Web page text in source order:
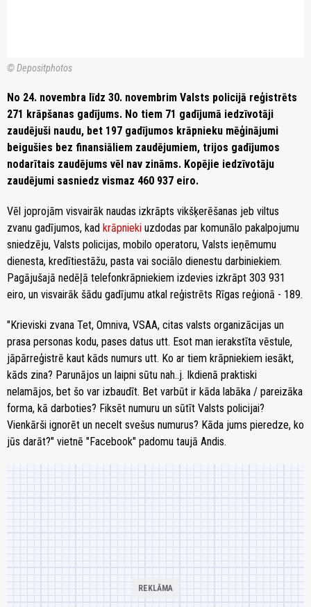
© Depositphotos
No 24. novembra līdz 30. novembrim Valsts policijā reģistrēts
271 krāpšanas gadījums. No tiem 71 gadījumā iedzīvotāji
zaudējuši naudu, bet 197 gadījumos krāpnieku mēģinājumi
beigušies bez finansiāliem zaudējumiem, trijos gadījumos
nodarītais zaudējums vēl nav zināms. Kopējie iedzīvotāju
zaudējumi sasniedz vismaz 460 937 eiro.
Vēl joprojām visvairāk naudas izkrāpts vikšķerēšanas jeb viltus
zvanu gadījumos, kad krāpnieki uzdodas par komunālo pakalpojumu
sniedzēju, Valsts policijas, mobilo operatoru, Valsts ieņēmumu
dienesta, kredītiestāžu, pasta vai sociālo dienestu darbiniekiem.
Pagājušajā nedēļā telefonkrāpniekiem izdevies izkrāpt 303 931
eiro, un visvairāk šādu gadījumu atkal reģistrēts Rīgas reģionā - 189.
"Krieviski zvana Tet, Omniva, VSAA, citas valsts organizācijas un
prasa personas kodu, pases datus utt. Esot man ierakstīta vēstule,
jāpārreģistrē kaut kāds numurs utt. Ko ar tiem krāpniekiem iesākt,
kāds zina? Parunājos un laipni sūtu nah..j. Ikdienā praktiski
nelamājos, bet šo var izbaudīt. Bet varbūt ir kāda labāka / pareizāka
forma, kā darboties? Fiksēt numuru un sūtīt Valsts policijai?
Vienkārši ignorēt un necelt svešus numurus? Kāda jums pieredze, ko
jūs darāt?" vietnē "Facebook" padomu taujā Andis.